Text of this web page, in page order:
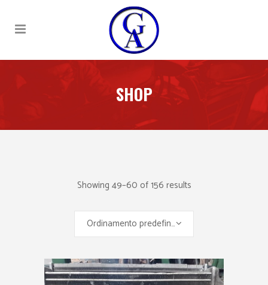
SHOP
Showing 49–60 of 156 results
Ordinamento predefinito